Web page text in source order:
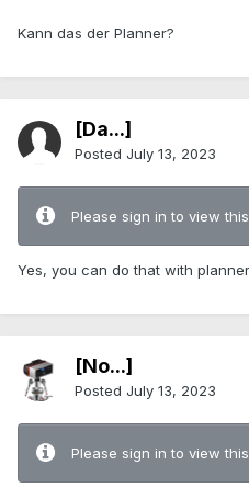
Kann das der Planner?
[Da...]
Posted July 13, 2023
Please sign in to view
Yes, you can do that with
[No...]
Posted July 13, 2023
Please sign in to view